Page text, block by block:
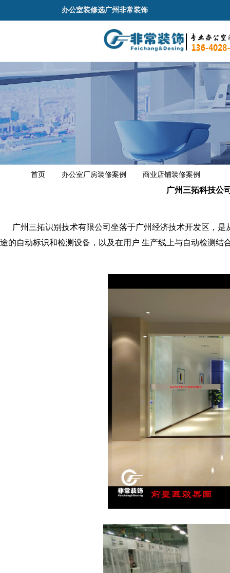
办公室装修选广州非常装饰
首页 办公室厂房装修案例 商业店铺装修案例
广州三拓科技公
广州三拓识别技术有限公司坐落于广州经济技术开发区，是
途的自动标识和检测设备，以及在用户 生产线上与自动检测结